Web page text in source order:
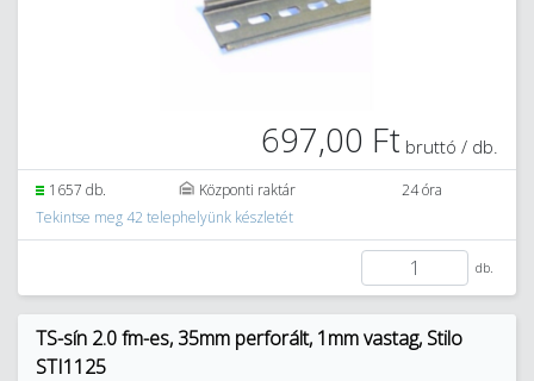
697,00 Ft bruttó / db.
1657 db. Központi raktár
24 óra
Tekintse meg 42 telephelyünk készletét
db.
TS-sín 2.0 fm-es, 35mm perforált, 1mm vastag, Stilo
STI1125